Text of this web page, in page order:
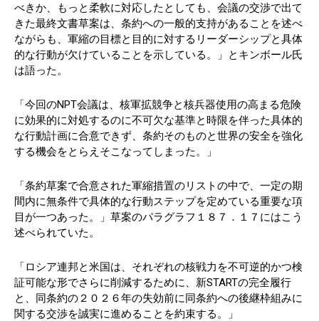
べきか、もっと柔軟に対応したとしても、会議の交渉で出て
きた最終文書草案は、条約への一般的支持があることを述べ
ながらも、軍縮の目標と目的に対するリーダーシップと具体
的な行動が欠けていることを示している。」とキンボール氏
は語った。
「今回のNPT会議は、核軍拡競争と核兵器使用の高まる危険
に効果的に対処するのに不可欠な基準と時限を伴った具体的
な行動計画に合意できず、条約そのものと世界の安全を強化
する機会をとらえそこなってしまった。」
「条約草案で合意された軍縮措置のリストの中で、一定の期
間内に無条件で具体的な行動ステップを定めている重要な項
目が一つあった。」草案のパラグラフ１８７．１７にはこう
述べられていた。
「ロシア連邦と米国は、それぞれの核戦力を不可逆的かつ検
証可能な形でさらに削減するために、新STARTの完全履行
と、同条約の２０２６年の失効前に同条約への後継枠組みに
関する交渉を誠実に進めることを約束する。」